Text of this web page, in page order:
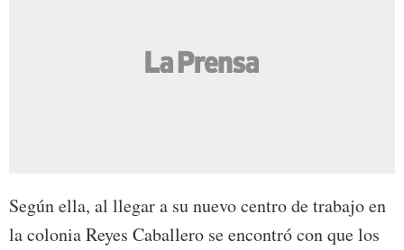
Según ella, al llegar a su nuevo centro de trabajo en
la colonia Reyes Caballero se encontró con que los